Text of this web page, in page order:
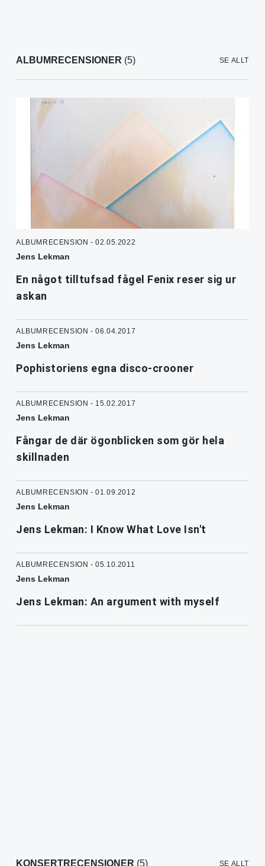
ALBUMRECENSIONER (5) SE ALLT
ALBUMRECENSION - 02.05.2022
Jens Lekman
En något tilltufsad fågel Fenix reser sig ur
askan
ALBUMRECENSION - 06.04.2017
Jens Lekman
Pophistoriens egna disco-crooner
ALBUMRECENSION - 15.02.2017
Jens Lekman
Fångar de där ögonblicken som gör hela
skillnaden
ALBUMRECENSION - 01.09.2012
Jens Lekman
Jens Lekman: I Know What Love Isn't
ALBUMRECENSION - 05.10.2011
Jens Lekman
Jens Lekman: An argument with myself
KONSERTRECENSIONER (5) SE ALLT